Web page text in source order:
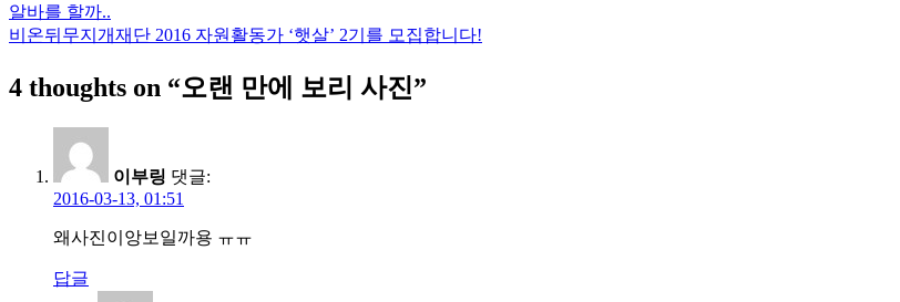
글
탐
색
알바를 할까..
비온뒤무지개재단 2016 자원활동가 ‘햇살’ 2기를 모집합니다!
4 thoughts on “오랜 만에 보리 사진”
이부링 댓글:
2016-03-13, 01:51
왜사진이앙보일까용 ㅠㅠ
답글